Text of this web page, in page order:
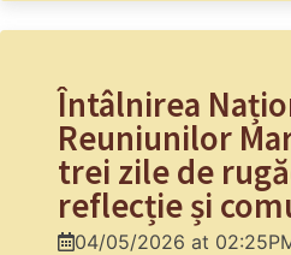
Întâlnirea
Reuniunilor
trei zile de
reflecție și
04/05/2026 at